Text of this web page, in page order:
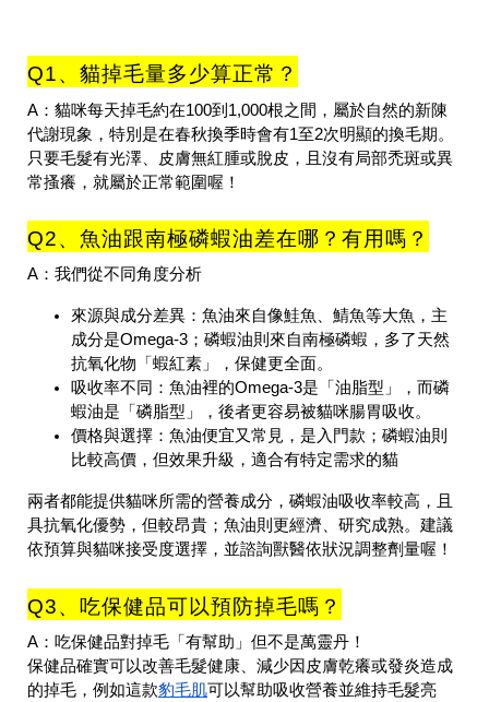
Q1、貓掉毛量多少算正常？
A：貓咪每天掉毛約在100到1,000根之間，屬於自然的新陳
代謝現象，特別是在春秋換季時會有1至2次明顯的換毛期。
只要毛髮有光澤、皮膚無紅腫或脫皮，且沒有局部禿斑或異
常搔癢，就屬於正常範圍喔！
Q2、魚油跟南極磷蝦油差在哪？有用嗎？
A：我們從不同角度分析
來源與成分差異 ：魚油來自像鮭魚、鯖魚等大魚，主
成分是Omega-3；磷蝦油則來自南極磷蝦，多了天然
抗氧化物「蝦紅素」，保健更全面。
吸收率不同 ：魚油裡的Omega-3是「油脂型」，而磷
蝦油是「磷脂型」，後者更容易被貓咪腸胃吸收。
價格與選擇 ：魚油便宜又常見，是入門款；磷蝦油則
比較高價，但效果升級，適合有特定需求的貓
兩者都能提供貓咪所需的營養成分，磷蝦油吸收率較高，且
具抗氧化優勢，但較昂貴；魚油則更經濟、研究成熟。建議
依預算與貓咪接受度選擇，並諮詢獸醫依狀況調整劑量喔！
Q3、吃保健品可以預防掉毛嗎？
A：吃保健品對掉毛「有幫助」但不是萬靈丹！
保健品確實可以改善毛髮健康、減少因皮膚乾癢或發炎造成
的掉毛，例如這款豹毛肌可以幫助吸收營養並維持毛髮亮